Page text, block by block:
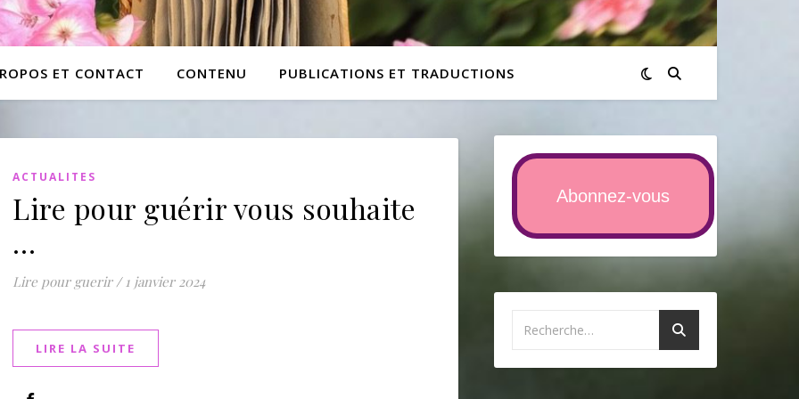
ET CONTACT CONTENU PUBLICATIONS ET TRADUCTIONS
ACTUALITES
Lire pour guérir vous souhaite
…
Lire pour guerir / 1 janvier 2024
LIRE LA SUITE
Abonnez-vous